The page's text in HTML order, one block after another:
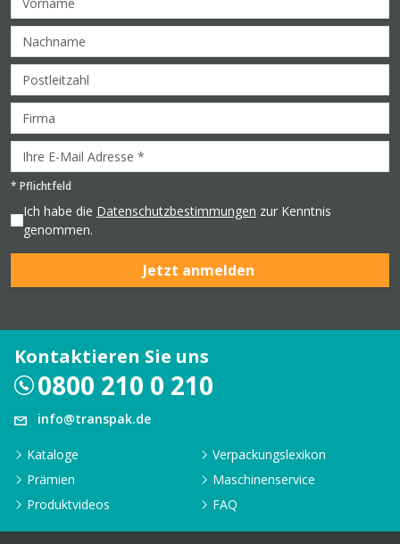
* Pflichtfeld
Ich habe die Datenschutzbestimmungen zur Kenntnis
genommen.
Jetzt anmelden
Kontaktieren Sie uns
0800 210 0 210
info@transpak.de
Kataloge
Verpackungslexikon
Prämien
Maschinenservice
Produktvideos
FAQ